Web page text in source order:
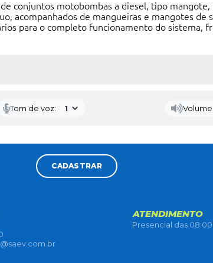
conjuntos motobombas a diesel, tipo
acompanhados de mangueiras e mangotes de
para o completo funcionamento do sistema,
Tom de voz: Volume
CADASTRAR
ATENDIMENTO
Presencial das